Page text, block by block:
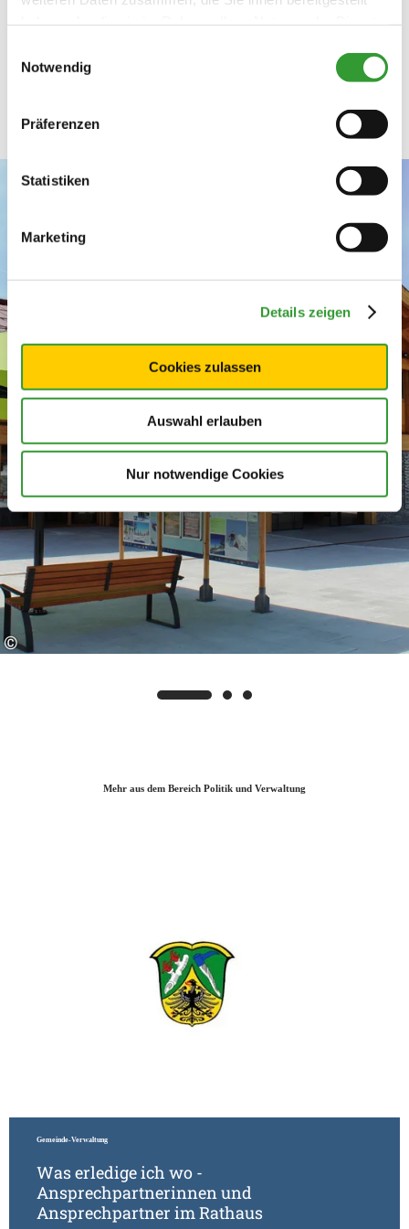
Notwendig
Präferenzen
Statistiken
Marketing
Details zeigen
Cookies zulassen
Auswahl erlauben
Nur notwendige Cookies
©
Mehr aus dem Bereich Politik und Verwaltung
Gemeinde-Verwaltung
Was erledige ich wo -
Ansprechpartnerinnen und
Ansprechpartner im Rathaus